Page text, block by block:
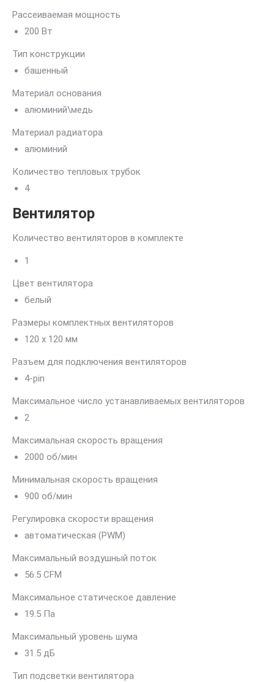
Рассеиваемая мощность
200 Вт
Тип конструкции
башенный
Материал основания
алюминий\медь
Материал радиатора
алюминий
Количество тепловых трубок
4
Вентилятор
Количество вентиляторов в комплекте
1
Цвет вентилятора
белый
Размеры комплектных вентиляторов
120 x 120 мм
Разъем для подключения вентиляторов
4-pin
Максимальное число устанавливаемых вентиляторов
2
Максимальная скорость вращения
2000 об/мин
Минимальная скорость вращения
900 об/мин
Регулировка скорости вращения
автоматическая (PWM)
Максимальный воздушный поток
56.5 CFM
Максимальное статическое давление
19.5 Па
Максимальный уровень шума
31.5 дБ
Тип подсветки вентилятора